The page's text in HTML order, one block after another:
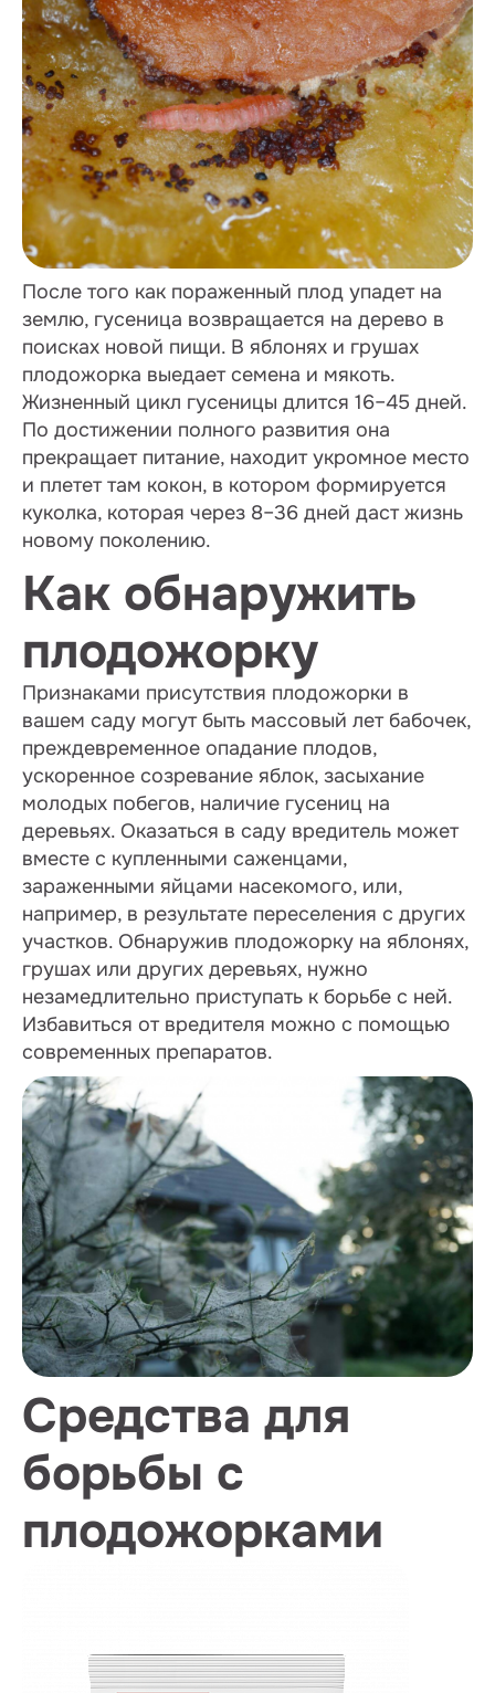
После того как пораженный плод упадет на
землю, гусеница возвращается на дерево в
поисках новой пищи. В яблонях и грушах
плодожорка выедает семена и мякоть.
Жизненный цикл гусеницы длится 16–45 дней.
По достижении полного развития она
прекращает питание, находит укромное место
и плетет там кокон, в котором формируется
куколка, которая через 8–36 дней даст жизнь
новому поколению.
Как обнаружить
плодожорку
Признаками присутствия плодожорки в
вашем саду могут быть массовый лет бабочек,
преждевременное опадание плодов,
ускоренное созревание яблок, засыхание
молодых побегов, наличие гусениц на
деревьях. Оказаться в саду вредитель может
вместе с купленными саженцами,
зараженными яйцами насекомого, или,
например, в результате переселения с других
участков. Обнаружив плодожорку на яблонях,
грушах или других деревьях, нужно
незамедлительно приступать к борьбе с ней.
Избавиться от вредителя можно с помощью
современных препаратов.
Средства для
борьбы с
плодожорками